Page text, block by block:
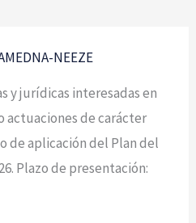
NEEZE
y jurídicas interesadas en
actuaciones de carácter
aplicación del Plan del
Plazo de presentación: